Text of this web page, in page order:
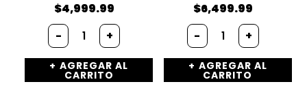
$4,999.99
- Salsa
de
Soja
(300g.)
cantidad
+
AGREGAR AL
CARRITO
$6,499.99
- Tau
delta-
Mayonesa
de
Ajo
+
AGREGAR AL
CARRITO